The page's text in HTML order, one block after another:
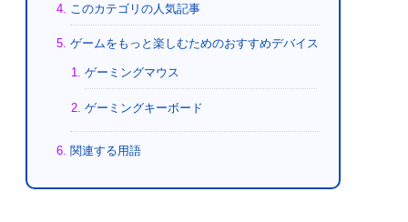
このカテゴリの人気記事
ゲームをもっと楽しむためのおすすめデバイス
ゲーミングマウス
ゲーミングキーボード
関連する用語